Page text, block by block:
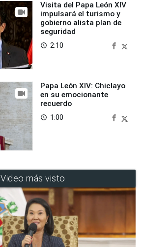
Visita del Papa León XIV
impulsará el turismo y
gobierno alista plan de
seguridad
access_time 2:10
Papa León XIV: Chiclayo
en su emocionante
recuerdo
access_time 1:00
Video más visto